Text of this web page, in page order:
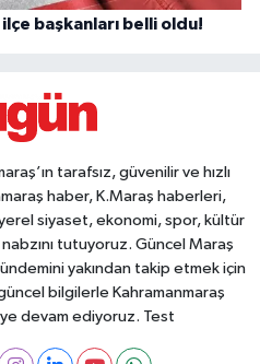
başkanları belli oldu!
tarafsız, güvenilir ve hızlı
haber, K.Maraş haberleri,
siyaset, ekonomi, spor, kültür
tutuyoruz. Güncel Maraş
yakından takip etmek için
bilgilerle Kahramanmaraş
devam ediyoruz. Test